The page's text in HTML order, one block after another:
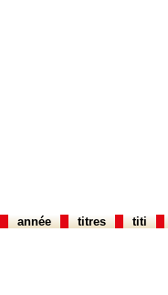
année titres titi